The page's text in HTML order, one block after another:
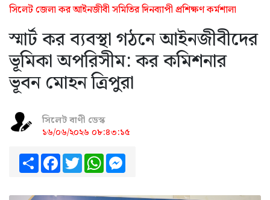
সিলেট জেলা কর আইনজীবী সমিতির দিনব্যাপী প্রশিক্ষণ কর্মশালা
স্মার্ট কর ব্যবস্থা গঠনে আইনজীবীদের
ভূমিকা অপরিসীম: কর কমিশনার
ভূবন মোহন ত্রিপুরা
সিলেট বাণী ডেস্ক
১৬/০৬/২০২৬ ০৮:৪৩:১৫
ShareFacebook
TwitterWhatsApp